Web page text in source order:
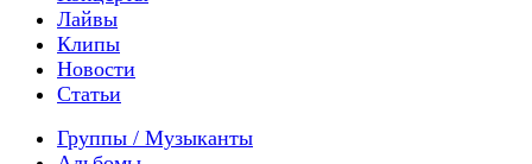
Лайвы
Клипы
Новости
Статьи
Группы / Музыканты